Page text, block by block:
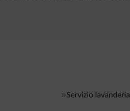
Servizio lavanderia